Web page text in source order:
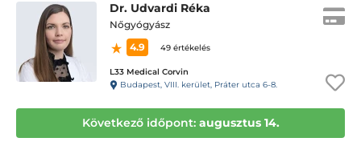
Dr. Udvardi Réka
Nőgyógyász
4.9
49 értékelés
L33 Medical Corvin
Budapest, VIII. kerület, Práter utca 6-8.
Következő időpont: augusztus 14.